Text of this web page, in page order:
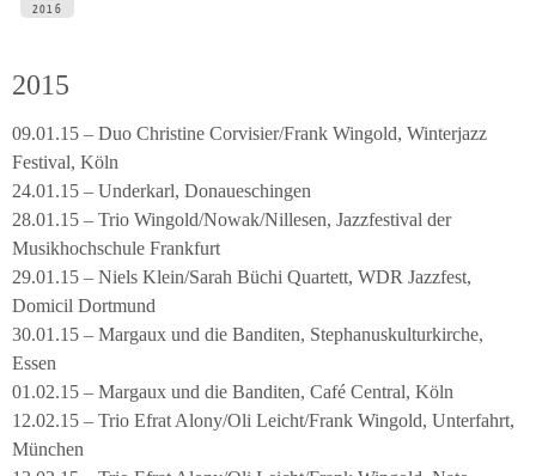
2016
2015
09.01.15 – Duo Christine Corvisier/Frank Wingold, Winterjazz
Festival, Köln
24.01.15 – Underkarl, Donaueschingen
28.01.15 – Trio Wingold/Nowak/Nillesen, Jazzfestival der
Musikhochschule Frankfurt
29.01.15 – Niels Klein/Sarah Büchi Quartett, WDR Jazzfest,
Domicil Dortmund
30.01.15 – Margaux und die Banditen, Stephanuskulturkirche,
Essen
01.02.15 – Margaux und die Banditen, Café Central, Köln
12.02.15 – Trio Efrat Alony/Oli Leicht/Frank Wingold, Unterfahrt,
München